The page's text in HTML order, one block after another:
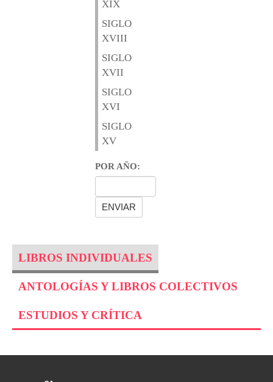
XIX
SIGLO
XVIII
SIGLO
XVII
SIGLO
XVI
SIGLO
XV
POR AÑO:
LIBROS INDIVIDUALES
ANTOLOGÍAS Y LIBROS COLECTIVOS
ESTUDIOS Y CRÍTICA